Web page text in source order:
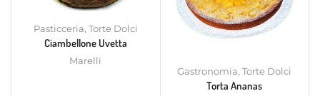
Pasticceria, Torte Dolci
Ciambellone Uvetta
Marelli
Gastronomia,Torte Dolci
Torta Ananas